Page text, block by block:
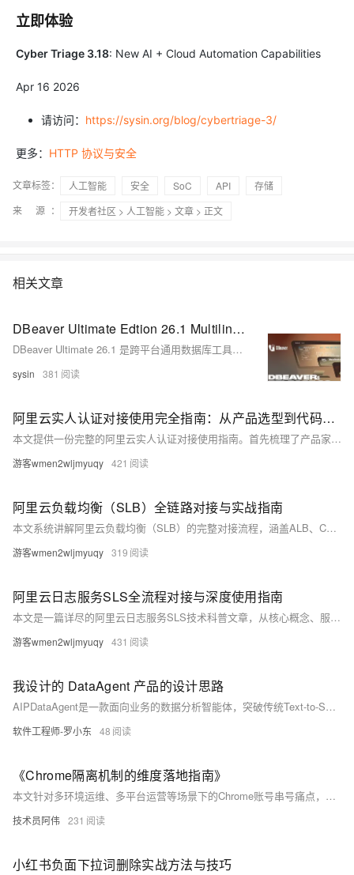
立即体验
Cyber Triage 3.18: New AI + Cloud Automation Capabilities
Apr 16 2026
请访问： https://sysin.org/blog/cybertriage-3/
更多： HTTP 协议与安全
文章标签： 人工智能 安全 SoC API
存储
来 源：
开发者社区 > 人工智能 > 文章 > 正文
相关文章
DBeaver Ultimate Edtion 26.1 Multilingual (macOS, Linux, Windows) - 通用数据库工具
DBeaver Ultimate 26.1 是跨平台通用数据库工具，支持100+数据源。新增AI增强能力：可接入外部MCP服务器、dbvr开源CLI作为MCP服务、执行计划可视化与AI解读，并扩展支持Microsoft Fabric、Valkey、GizmoSQL等。（239字）
sysin 381
阿里云实人认证对接使用完全指南：从产品选型到代码落地
本文提供一份完整的阿里云实人认证对接使用指南。首先梳理了产品家族的核心差异，重点聚焦当前主售的金融级实人认证，涵盖实人认证方案、活体人脸验证方案、多因子意愿认证方案等多种产品方案的适用场景。接着详细拆解了从开通服务、创建RAM子账号、配置认证场景到实际接入的完整流程，核心部分分别讲解了App SDK接入和H5网页接入两大场景的时序与代码实现，给出了Java服务端、Python服务端以及Android客户端集成的完整示例。同时深入探讨了生产环境的安全加固策略，包括RAM最小权限授权、参数传输加密和敏感信息脱敏处理。最后梳理了计费逻辑、常见报错排查思路以及最佳实践建议，帮助开发者从零到一顺利完成与
游客wmen2wljmyuqy 421
阿里云负载均衡（SLB）全链路对接与实战指南
本文系统讲解阿里云负载均衡（SLB）的完整对接流程，涵盖ALB、CLB、NLB三大产品选型、核心原理、实例创建、服务器组配置、监听设置、健康检查、会话保持、安全加固、性能优化及常见问题排查。从基础概念到高阶配置，结合实操步骤与代码示例，帮助用户快速掌握SLB对接ECS、IDC、函数计算等后端服务的方法，实现高可用、高性能的流量分发架构。
游客wmen2wljmyuqy 319
阿里云日志服务SLS全流程对接与深度使用指南
本文是一篇详尽的阿里云日志服务SLS技术科普文章，从核心概念、服务开通、资源创建、数据采集、SDK集成、查询分析、可视化告警、安全权限到成本优化，全面讲解SLS的对接与使用。文章包含Logtail采集、Python/Java SDK代码示例、SPL与SQL查询等实操内容，帮助用户从零构建企业级日志管理平台，实现日志的统一归集、实时分析与智能运维。
游客wmen2wljmyuqy 431
我设计的 DataAgent 产品的设计思路
AIPDataAgent是一款面向业务的数据分析智能体，突破传统Text-to-SQL局限，具备自主规划、多步推理、工具调用与结果验证能力。其核心DataHarness底座整合十层能力——从异构数据纳管、语义标签化、四层权限控制到本地映射与多租户隔离，实现安全、可控、可演进的Agentic数据分析闭环。（239字）
软件工程师-罗小东 48
《Chrome隔离机制的维度落地指南》
本文针对多环境运维、多平台运营等场景下的Chrome账号串号痛点，从浏览器存储底层逻辑切入，拆解账号隔离的核心原理与落地方法。文章解析了Chrome用户数据目录的存储机制，指出原生多用户配置的逻辑隔离边界，梳理了隐私模式局限、账号同步干扰、扩展程序互通等常见冲突诱因。文中分别给出轻量场景下原生多用户配置的实操步骤，与高安全场景下独立数据目录的深度隔离方案，同时补充浏览器指纹弱化、配置分层运维、隐性冲突排查、资源消耗平衡等配套实践要点，提出按需选型、规范管理的核心思路。
技术员阿伟 231
小红书负面下拉词删除实战方法与技巧